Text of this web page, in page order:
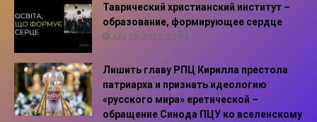
Таврический христианский институт –
образование, формирующее сердце
July 29, 2022, 23:43
Лишить главу РПЦ Кирилла престола
патриарха и признать идеологию
«русского мира» еретической –
обращение Синода ПЦУ ко вселенскому